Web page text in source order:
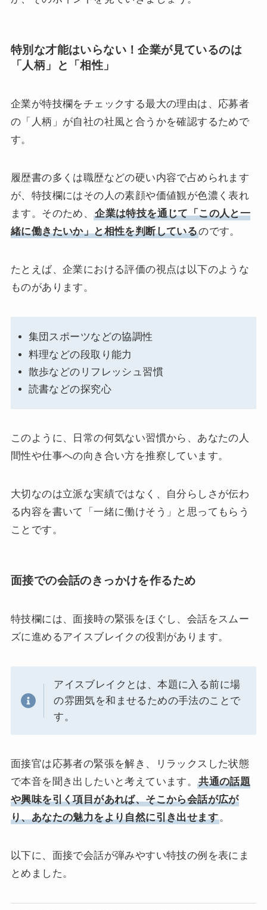
特別な才能はいらない！企業が見ているのは
「人柄」と「相性」
企業が特技欄をチェックする最大の理由は、応募者
の「人柄」が自社の社風と合うかを確認するためで
す。
履歴書の多くは職歴などの硬い内容で占められます
が、特技欄にはその人の素顔や価値観が色濃く表れ
ます。そのため、企業は特技を通じて「この人と一
緒に働きたいか」と相性を判断しているのです。
たとえば、企業における評価の視点は以下のような
ものがあります。
集団スポーツなどの協調性
料理などの段取り能力
散歩などのリフレッシュ習慣
読書などの探究心
このように、日常の何気ない習慣から、あなたの人
間性や仕事への向き合い方を推察しています。
大切なのは立派な実績ではなく、自分らしさが伝わ
る内容を書いて「一緒に働けそう」と思ってもらう
ことです。
面接での会話のきっかけを作るため
特技欄には、面接時の緊張をほぐし、会話をスムー
ズに進めるアイスブレイクの役割があります。
アイスブレイクとは、本題に入る前に場
の雰囲気を和ませるための手法のことで
す。
面接官は応募者の緊張を解き、リラックスした状態
で本音を聞き出したいと考えています。共通の話題
や興味を引く項目があれば、そこから会話が広が
り、あなたの魅力をより自然に引き出せます。
以下に、面接で会話が弾みやすい特技の例を表にま
とめました。